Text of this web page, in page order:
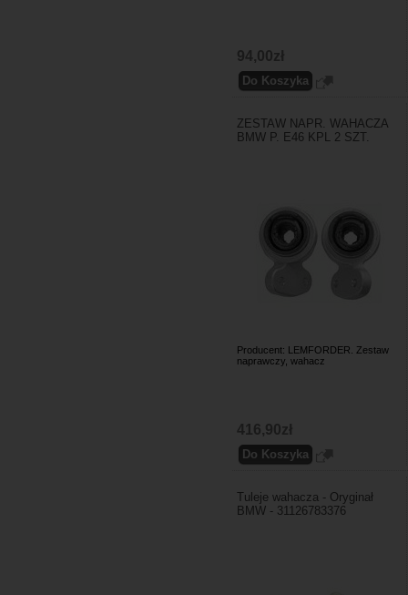
94,00zł
ZESTAW NAPR. WAHACZA
BMW P. E46 KPL 2 SZT.
Producent: LEMFORDER. Zestaw
naprawczy, wahacz
416,90zł
Tuleje wahacza - Oryginał
BMW - 31126783376